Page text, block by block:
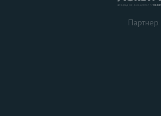
Партнер